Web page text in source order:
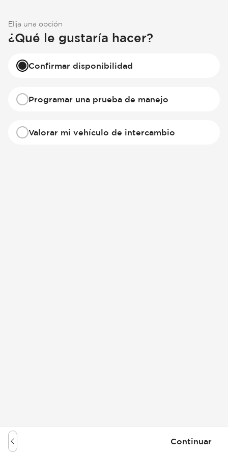
Elija una opción
¿Qué le gustaría hacer?
Confirmar disponibilidad
Programar una prueba de manejo
Valorar mi vehículo de intercambio
Continuar